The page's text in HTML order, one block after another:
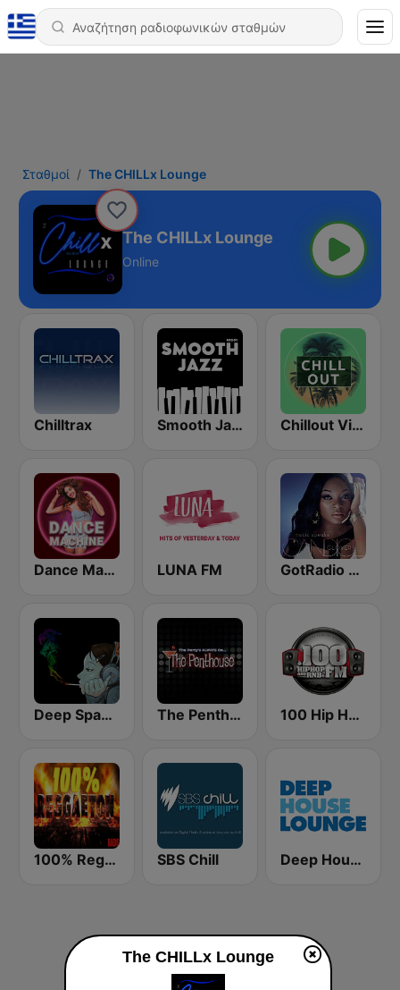
Σταθμοί The CHILLx Lounge
The CHILLx Lounge
Online
Chilltrax Smooth Jazz - Groov Chillout Vibes
Dance Machine LUNA FM GotRadio - Urban Lounge
Deep Space Chill The Penthouse 100 Hip Hop and RNB FM
100% Reggaeton Radio SBS Chill Deep House Lounge
The CHILLx Lounge